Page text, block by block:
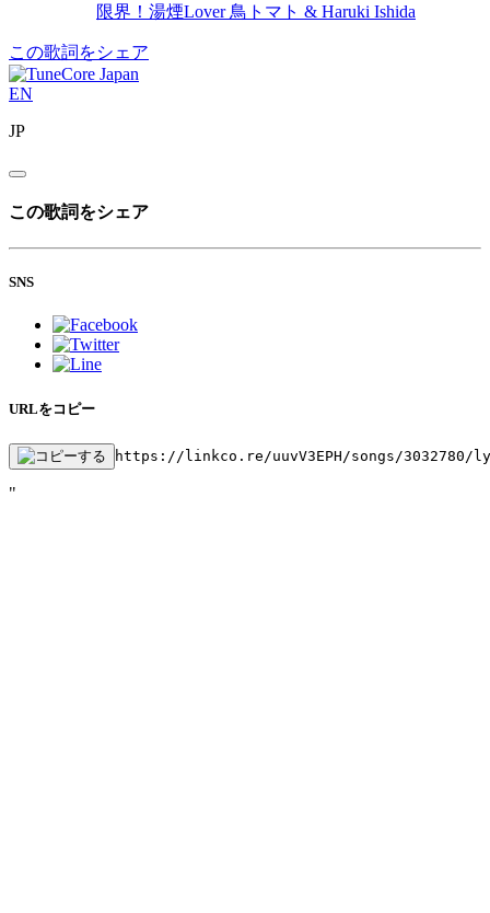
限界！湯煙Lover 鳥トマト & Haruki Ishida
この歌詞をシェア
EN
JP
この歌詞をシェア
SNS
URLをコピー
https://linkco.re/uuvV3EPH/songs/3032780/
"